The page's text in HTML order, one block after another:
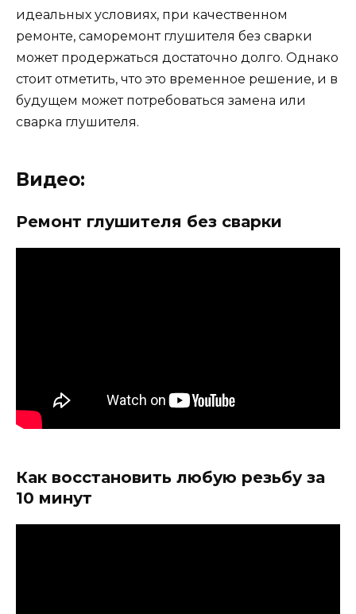
идеальных условиях, при качественном
ремонте, саморемонт глушителя без сварки
может продержаться достаточно долго. Однако
стоит отметить, что это временное решение, и в
будущем может потребоваться замена или
сварка глушителя.
Видео:
Ремонт глушителя без сварки
Как восстановить любую резьбу за
10 минут